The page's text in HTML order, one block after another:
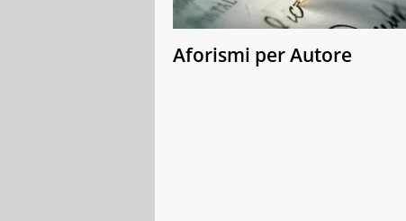
Aforismi per Autore